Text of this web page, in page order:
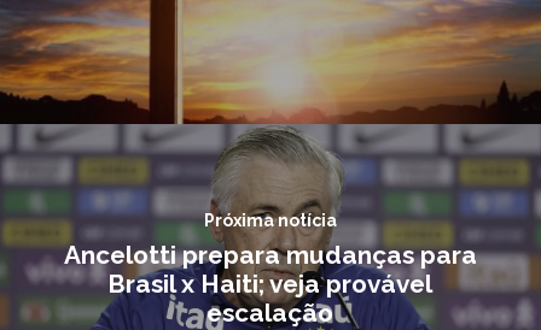
Próxima notícia
Ancelotti prepara mudanças para
Brasil x Haiti; veja provável
escalação